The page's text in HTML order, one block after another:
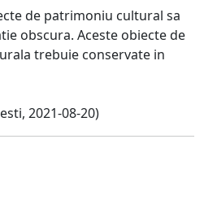
de patrimoniu cultural sa
obscura. Aceste obiecte de
trebuie conservate in
2021-08-20)